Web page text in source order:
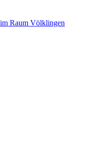
Raum Völklingen